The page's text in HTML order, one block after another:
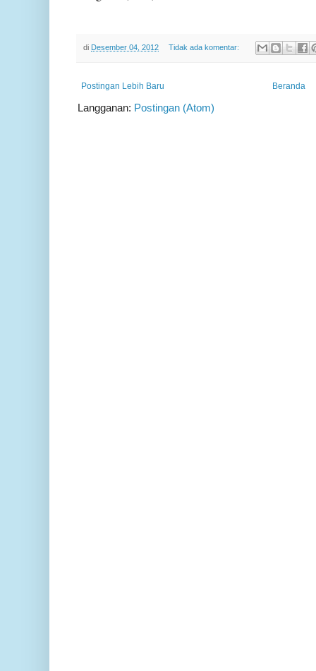
di Desember 04, 2012 Tidak ada komentar:
Postingan Lebih Baru Beranda
Langganan: Postingan (Atom)